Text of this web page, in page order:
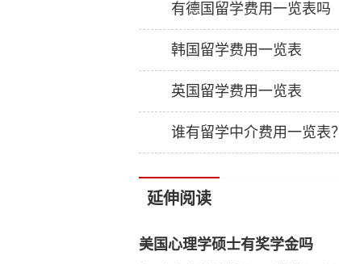
有德国留学费用一览表吗
韩国留学费用一览表
英国留学费用一览表
谁有留学中介费用一览表？
延伸阅读
美国心理学硕士有奖学金吗